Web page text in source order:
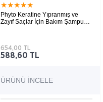
★★★★★
Phyto Keratine Yıpranmış ve
Zayıf Saçlar İçin Bakım Şampuanı
588,60 TL
654,00 TL
ÜRÜNÜ İNCELE